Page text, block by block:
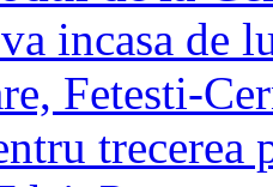
incasa de
Fetesti-